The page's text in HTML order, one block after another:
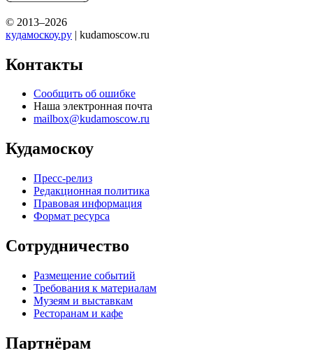
© 2013–2026
кудамоскоу.ру | kudamoscow.ru
Контакты
Сообщить об ошибке
Наша электронная почта
mailbox@kudamoscow.ru
Кудамоскоу
Пресс-релиз
Редакционная политика
Правовая информация
Формат ресурса
Сотрудничество
Размещение событий
Требования к материалам
Музеям и выставкам
Ресторанам и кафе
Партнёрам